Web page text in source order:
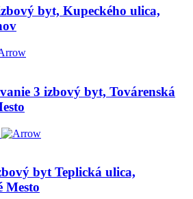
byt, Kupeckého ulica,
3 izbový byt, Továrenská
byt Teplická ulica,
Mesto